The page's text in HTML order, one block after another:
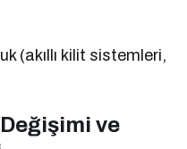
(akıllı kilit sistemleri,
ve